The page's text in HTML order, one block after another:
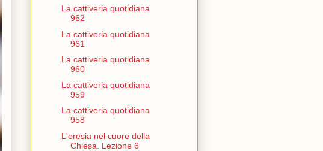
La cattiveria quotidiana
962
La cattiveria quotidiana
961
La cattiveria quotidiana
960
La cattiveria quotidiana
959
La cattiveria quotidiana
958
L'eresia nel cuore della
Chiesa. Lezione 6